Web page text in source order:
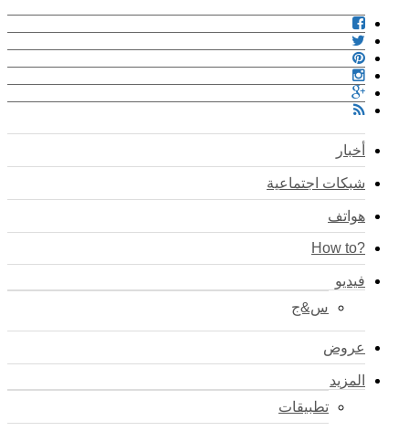
أخبار
شبكات اجتماعية
هواتف
?How to
فيديو
س&ج
عروض
المزيد
تطبيقات